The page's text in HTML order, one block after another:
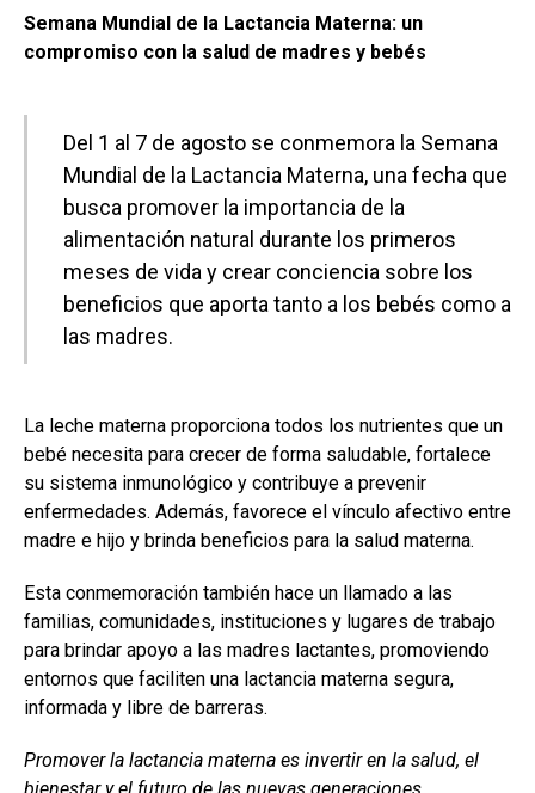
Semana Mundial de la Lactancia Materna: un
compromiso con la salud de madres y bebés
Del 1 al 7 de agosto se conmemora la Semana
Mundial de la Lactancia Materna, una fecha que
busca promover la importancia de la
alimentación natural durante los primeros
meses de vida y crear conciencia sobre los
beneficios que aporta tanto a los bebés como a
las madres.
La leche materna proporciona todos los nutrientes que un
bebé necesita para crecer de forma saludable, fortalece
su sistema inmunológico y contribuye a prevenir
enfermedades. Además, favorece el vínculo afectivo entre
madre e hijo y brinda beneficios para la salud materna.
Esta conmemoración también hace un llamado a las
familias, comunidades, instituciones y lugares de trabajo
para brindar apoyo a las madres lactantes, promoviendo
entornos que faciliten una lactancia materna segura,
informada y libre de barreras.
Promover la lactancia materna es invertir en la salud, el